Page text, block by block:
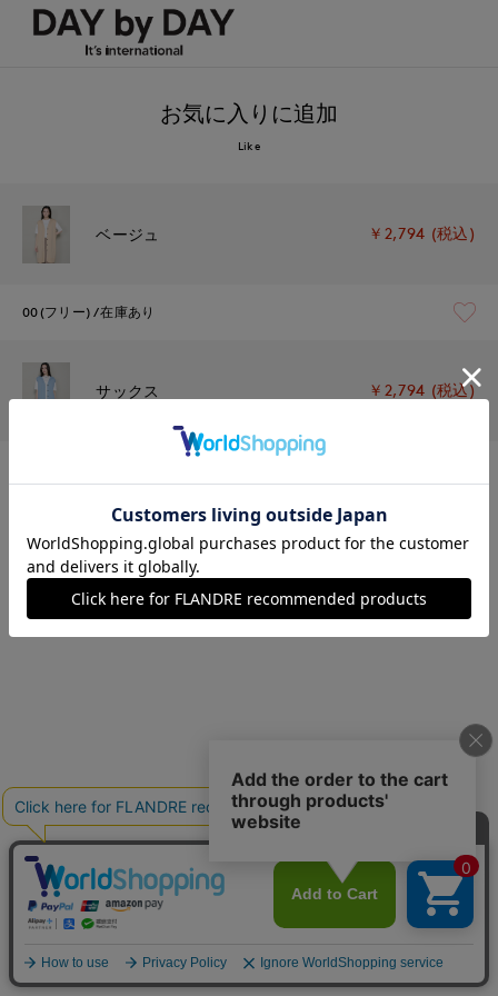
お気に入りに追加
Like
ベージュ ￥2,794 (税込)
00(フリー) 在庫あり
サックス ￥2,794 (税込)